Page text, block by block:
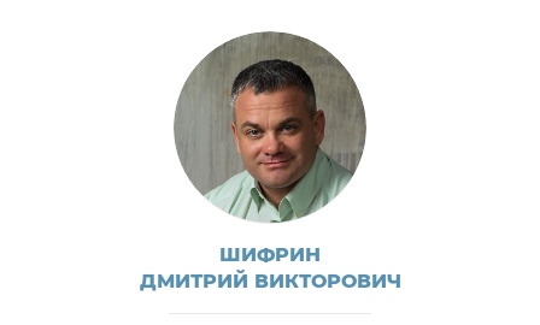
ШИФРИН
ДМИТРИЙ ВИКТОРОВИЧ